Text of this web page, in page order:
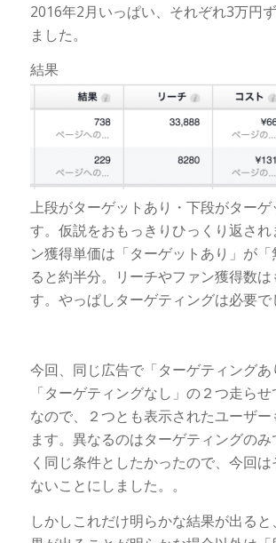
2016年2月いっぱい、それぞれ3万円
ました。
結果
上段がターゲットあり・下段がター
す。仮説をおもっきりひっくり返さ
ン獲得単価は「ターゲットあり」が
ると約半分。リーチやファン獲得数
す。やっぱしターゲティングは必要で
今回、同じ広告で「ターゲティングあ
「ターゲティングなし」の２つ走らせ
なので、２つとも表示されたユーザ
ます。異なるのはターゲティングの
く同じ条件としたかったので、今回
ないことにしました。。
しかしこれだけ明らかな結果が出る